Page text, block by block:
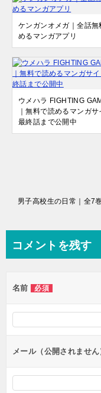
ケンガンオメガ｜全話無
めるマンガアプリ
ウメハラ FIGHTING
｜無料で読めるマンガサ
最終話まで公開中
ビ
ー
シ
ン
コメントを残す
名前 必須
メール（公開されません